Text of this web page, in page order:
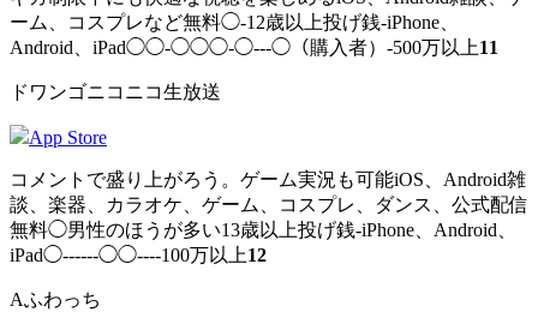
ーム、コスプレなど無料◯-12歳以上投げ銭-iPhone、
Android、iPad◯◯-◯◯◯-◯---◯（購入者）-500万以上11
ドワンゴニコニコ生放送
App Store
コメントで盛り上がろう。ゲーム実況も可能iOS、Android雑
談、楽器、カラオケ、ゲーム、コスプレ、ダンス、公式配信
無料◯男性のほうが多い13歳以上投げ銭-iPhone、Android、
iPad◯------◯◯----100万以上12
Aふわっち